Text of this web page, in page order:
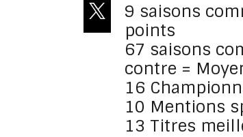
9 saisons
points
67 saisons
contre =
16
10 Mentions
13 Titres